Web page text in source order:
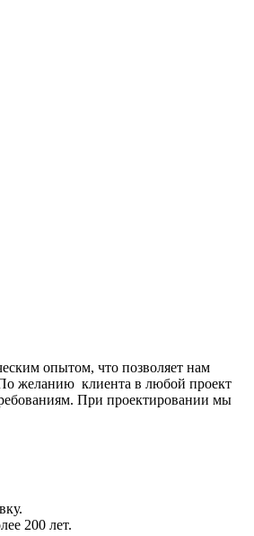
опытом, что позволяет нам
желанию клиента в любой проект
При проектировании мы
200 лет.